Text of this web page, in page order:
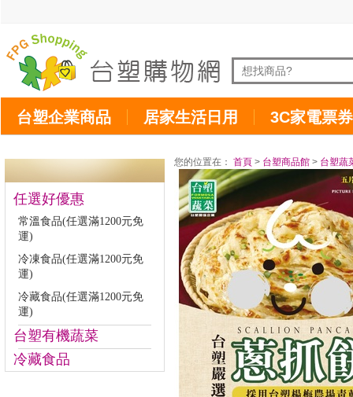
台塑企業商品 居家生活日用 3C家電票券
任選好優惠
常溫食品(任選滿1200元免
運)
冷凍食品(任選滿1200元免
運)
冷藏食品(任選滿1200元免
運)
台塑有機蔬菜
冷藏食品
您的位置在： 首頁 > 台塑商品館 > 台塑蔬